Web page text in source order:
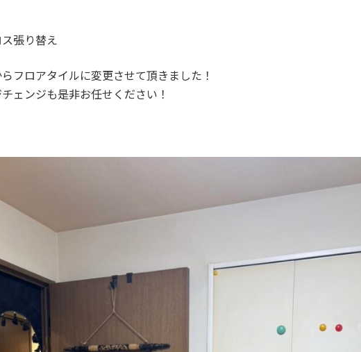
張り替え
フロアタイルに変更させて頂きました！
ェンジも是非お任せください！